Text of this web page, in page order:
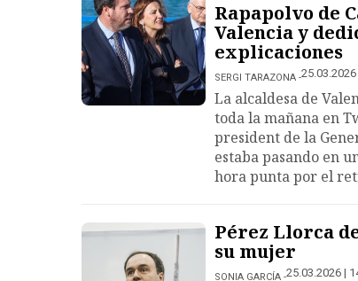
Rapapolvo de
Valencia y
explicaciones
SERGI TARAZONA
La alcaldesa de
toda la mañana en
president de la
estaba pasando en
hora punta por el
Pérez Llorca
su mujer
SONIA GARCÍA 25.03.2026 |